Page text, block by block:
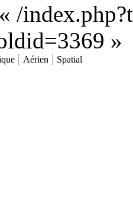
/
»
Aérien Spatial